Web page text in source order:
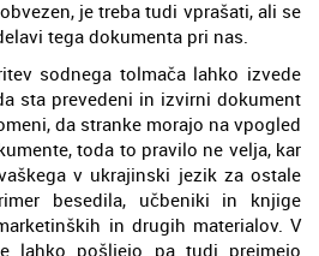
je treba tudi vprašati, ali se
tega dokumenta pri nas.
sodnega tolmača lahko izvede
sta prevedeni in izvirni dokument
da stranke morajo na vpogled
toda to pravilo ne velja, kar
v ukrajinski jezik za ostale
besedila, učbeniki in knjige
in drugih materialov. V
lahko pošljejo pa tudi prejmejo